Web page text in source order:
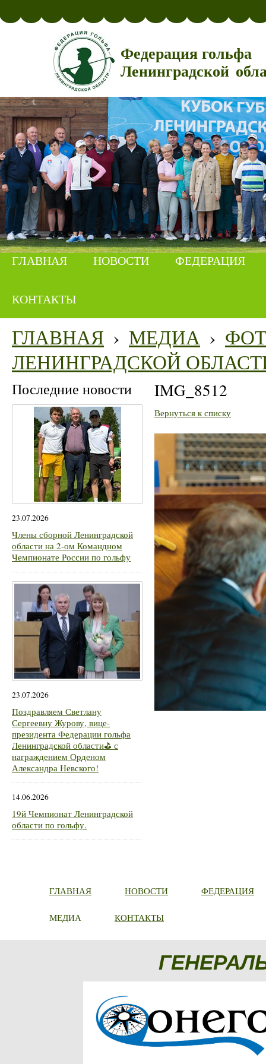
Федерация гольфа
Ленинградской
ГЛАВНАЯ НОВОСТИ ФЕДЕРАЦИЯ
КОНТАКТЫ
ГЛАВНАЯ › МЕДИА ›
ЛЕНИНГРАДСКОЙ
Последние новости
23.07.2026
Члены сборной Ленинградской
области на 2-ом Командном
Чемпионате России по гольфу
23.07.2026
Поздравляем Светлану
Сергеевну Журову, вице-
президента Федерации гольфа
Ленинградской области⛳ с
награждением Орденом
Александра Невского!
14.06.2026
19й Чемпионат Ленинградской
области по гольфу.
IMG_8512
Вернуться к списку
ГЛАВНАЯ НОВОСТИ ФЕДЕРАЦИЯ
МЕДИА КОНТАКТЫ